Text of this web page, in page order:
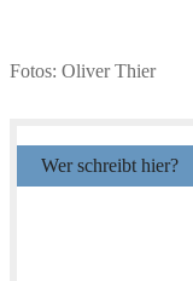
Fotos: Oliver Thier
Wer schreibt hier?